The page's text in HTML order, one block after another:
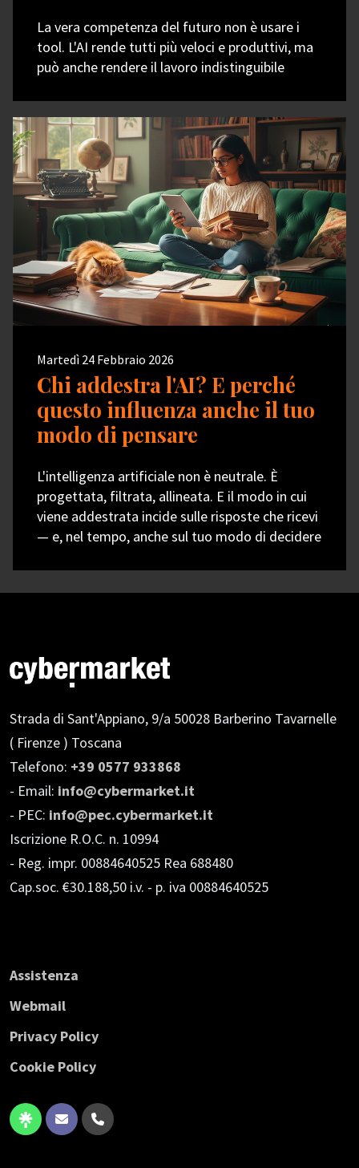
La vera competenza del futuro non è usare i
tool. L'AI rende tutti più veloci e produttivi, ma
può anche rendere il lavoro indistinguibile
Martedì 24 Febbraio 2026
Chi addestra l'AI? E perché
questo influenza anche il tuo
modo di pensare
L'intelligenza artificiale non è neutrale. È
progettata, filtrata, allineata. E il modo in cui
viene addestrata incide sulle risposte che ricevi
— e, nel tempo, anche sul tuo modo di decidere
Strada di Sant'Appiano, 9/a 50028 Barberino Tavarnelle
( Firenze ) Toscana
Telefono: +39 0577 933868
- Email: info@cybermarket.it
- PEC: info@pec.cybermarket.it
Iscrizione R.O.C. n. 10994
- Reg. impr. 00884640525 Rea 688480
Cap.soc. €30.188,50 i.v. - p. iva 00884640525
Assistenza
Webmail
Privacy Policy
Cookie Policy